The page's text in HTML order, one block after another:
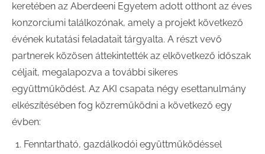
keretében az Aberdeeni Egyetem adott otthont az éves
konzorciumi találkozónak, amely a projekt következő
évének kutatási feladatait tárgyalta. A részt vevő
partnerek közösen áttekintették az elkövetkező időszak
céljait, megalapozva a további sikeres
együttműködést. Az AKI csapata négy esettanulmány
elkészítésében fog közreműködni a következő egy
évben:
Fenntartható, gazdálkodói együttműködéssel